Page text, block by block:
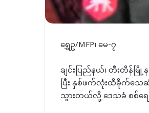
ရွှေဥ/MFP၊ မေ-၇
ချင်းပြည်နယ်၊ တီးတိန်မ
ပြီး နှစ်ဖက်လုံးထိခိုက်သေ
သွားတယ်လို့ ဒေသခံ စစ်ရေ